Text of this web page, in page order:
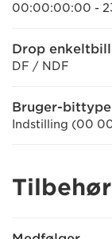
00:00:00:00 -
Drop
DF / NDF
Bruger-bittype
Indstilling (00
Tilbehør